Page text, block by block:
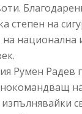
степен на
Румен